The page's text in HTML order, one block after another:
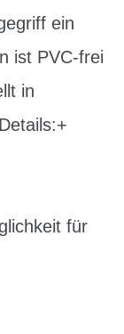
ein
ist PVC-frei
in
für